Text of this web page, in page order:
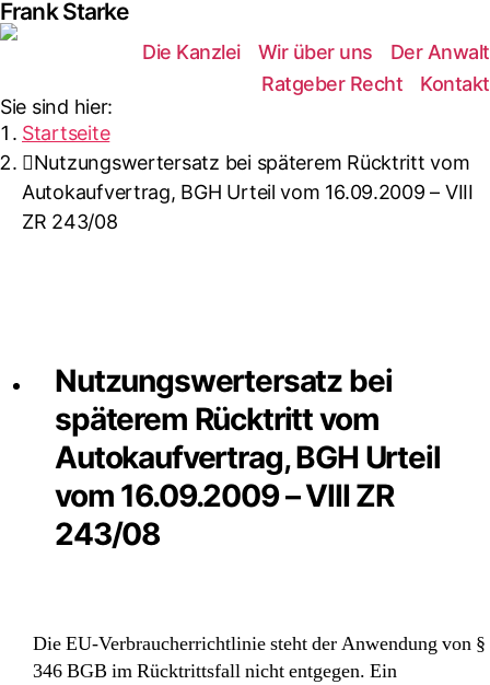
Frank Starke
Die Kanzlei Wir über uns
Der Anwalt
Ratgeber Recht
Kontakt
Sie sind hier:
Startseite
Nutzungswertersatz bei späterem Rücktritt vom
Autokaufvertrag, BGH Urteil vom 16.09.2009 – VIII
ZR 243/08
Nutzungswertersatz bei
späterem Rücktritt vom
Autokaufvertrag, BGH Urteil
vom 16.09.2009 – VIII ZR
243/08
Die EU-Verbraucherrichtlinie steht der Anwendung von §
346 BGB im Rücktrittsfall nicht entgegen. Ein